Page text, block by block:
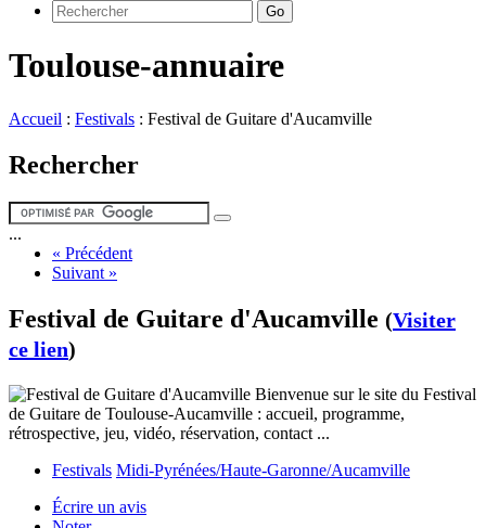
Go
Toulouse-annuaire
Accueil : Festivals : Festival de Guitare d'Aucamville
Rechercher
...
« Précédent
Suivant »
Festival de Guitare d'Aucamville (Visiter
ce lien)
Bienvenue sur le site du Festival
de Guitare de Toulouse-Aucamville : accueil, programme,
rétrospective, jeu, vidéo, réservation, contact ...
Festivals Midi-Pyrénées/Haute-Garonne/Aucamville
Écrire un avis